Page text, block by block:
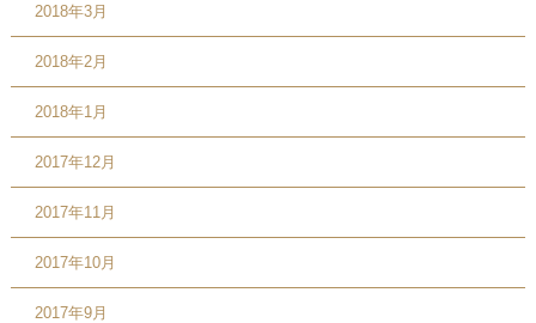
2018年3月
2018年2月
2018年1月
2017年12月
2017年11月
2017年10月
2017年9月